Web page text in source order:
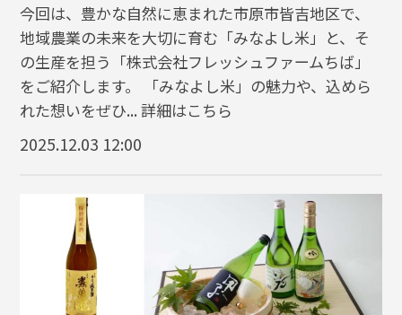
今回は、豊かな自然に恵まれた市原市皆吉地区で、
地域農業の未来を大切に育む「みなよし米」と、そ
の生産を担う「株式会社フレッシュファームちば」
をご紹介します。 「みなよし米」の魅力や、込めら
れた想いをぜひ...詳細はこちら
2025.12.03 12:00